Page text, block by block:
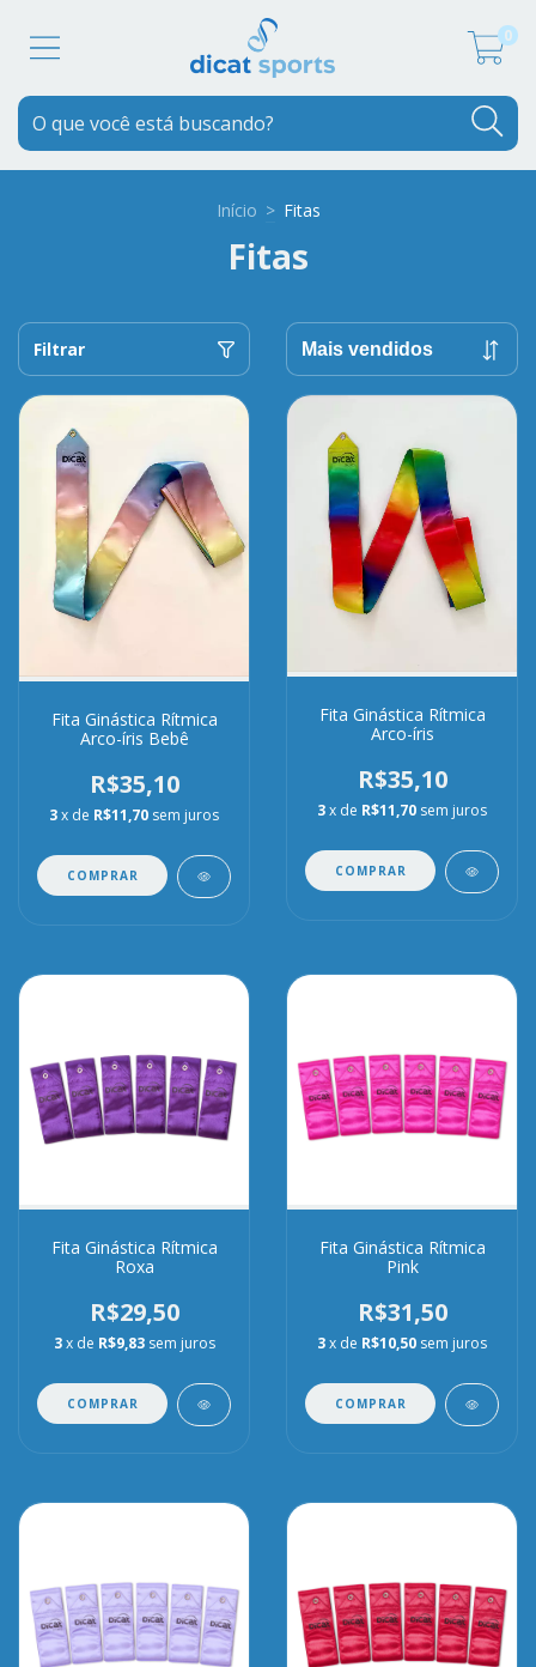
0
Início > Fitas
Fitas
Filtrar
Fita Ginástica Rítmica
Arco-íris Bebê
R$35,10
3x de R$11,70 sem juros
COMPRAR
Fita Ginástica Rítmica
Arco-íris
R$35,10
3x de R$11,70 sem juros
COMPRAR
Fita Ginástica Rítmica
Roxa
R$29,50
3 x de R$9,83 sem juros
COMPRAR
Fita Ginástica Rítmica
Pink
R$31,50
3x de R$10,50 sem juros
COMPRAR